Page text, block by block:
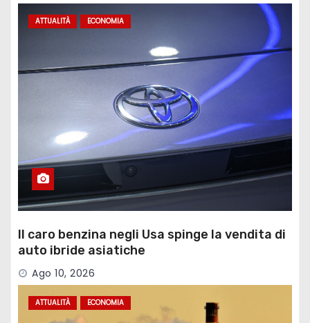
ATTUALITÀ ECONOMIA
Il caro benzina negli Usa spinge la vendita di
auto ibride asiatiche
Ago 10, 2026
ATTUALITÀ ECONOMIA